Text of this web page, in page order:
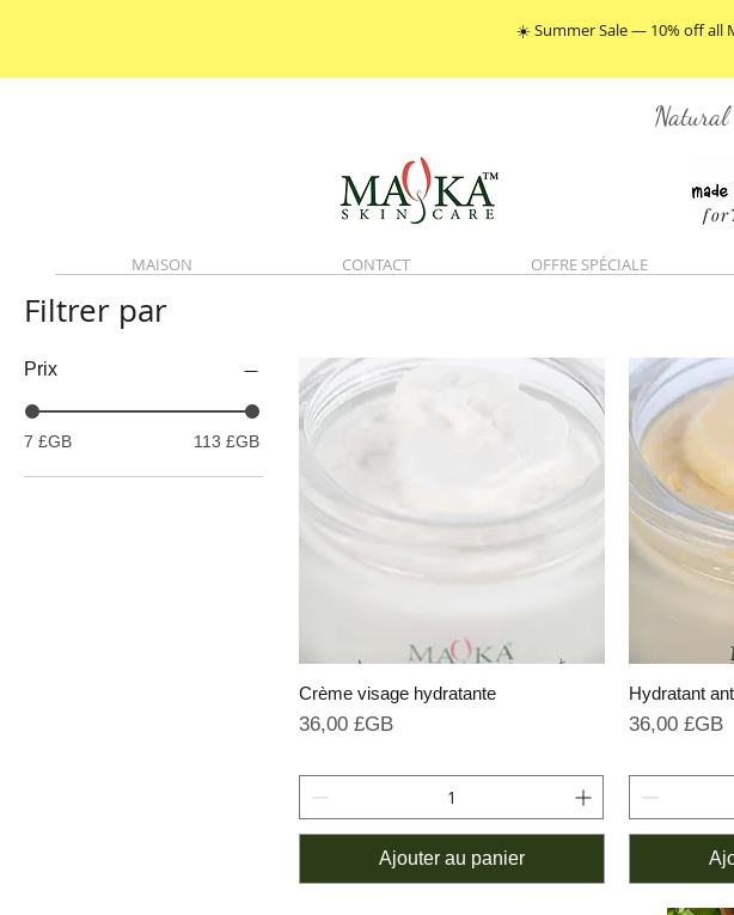
☀️ Summer Sale — 10% off all
Natural
MAISON CONTACT OFFRE SPÉCIALE
Filtrer par
Prix
7 £GB 113 £GB
Crème visage hydratante
Prix
36,00 £GB
Ajouter au panier
Hydratant
Prix
36,00 £GB